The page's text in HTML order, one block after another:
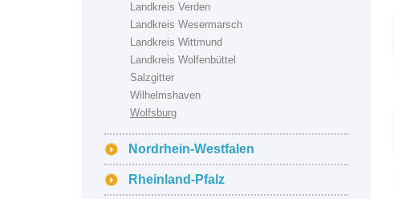
Landkreis Verden
Landkreis Wesermarsch
Landkreis Wittmund
Landkreis Wolfenbüttel
Salzgitter
Wilhelmshaven
Wolfsburg
Nordrhein-Westfalen
Rheinland-Pfalz